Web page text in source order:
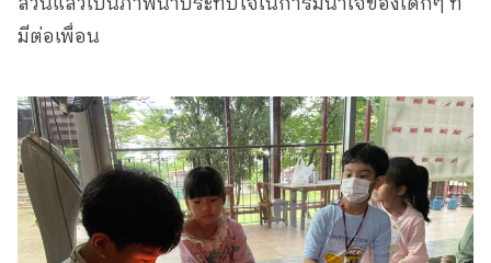
มีต่อเพื่อน